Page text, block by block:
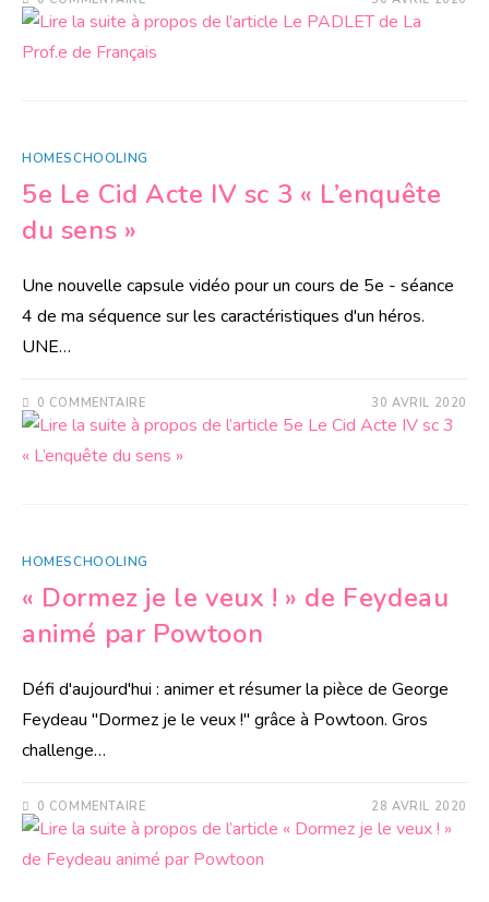
HOMESCHOOLING
5e Le Cid Acte IV sc 3 « L’enquête
du sens »
Une nouvelle capsule vidéo pour un cours de 5e - séance
4 de ma séquence sur les caractéristiques d'un héros.
UNE…
0 COMMENTAIRE 30 AVRIL 2020
HOMESCHOOLING
« Dormez je le veux ! » de Feydeau
animé par Powtoon
Défi d'aujourd'hui : animer et résumer la pièce de George
Feydeau "Dormez je le veux !" grâce à Powtoon. Gros
challenge…
0 COMMENTAIRE 28 AVRIL 2020